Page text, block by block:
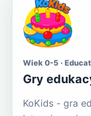
Wiek 0-5 ·
Gry
KoKids - gra